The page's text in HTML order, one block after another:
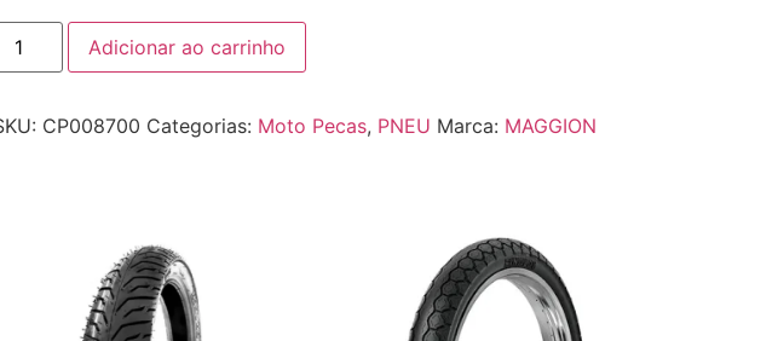
Adicionar ao carrinho
CP008700 Categorias: Moto Pecas, PNEU Marca: MAGGION